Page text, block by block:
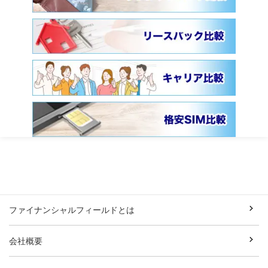
ファイナンシャルフィールドとは
会社概要